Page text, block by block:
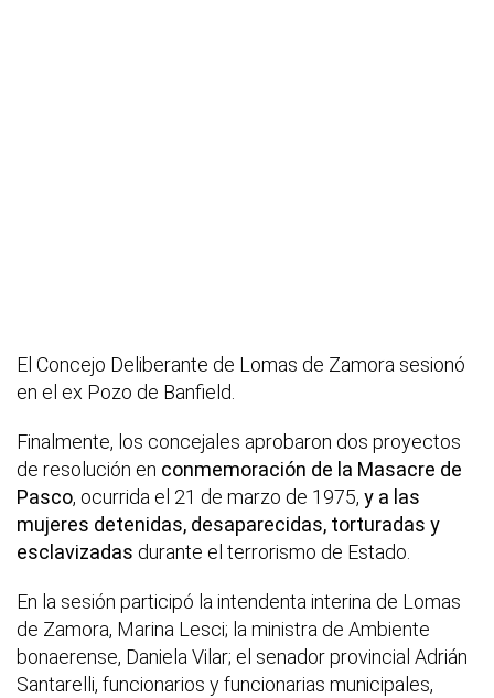
El Concejo Deliberante de Lomas de Zamora sesionó
en el ex Pozo de Banfield.
Finalmente, los concejales aprobaron dos proyectos
de resolución en conmemoración de la Masacre de
Pasco, ocurrida el 21 de marzo de 1975, y a las
mujeres detenidas, desaparecidas, torturadas y
esclavizadas durante el terrorismo de Estado.
En la sesión participó la intendenta interina de Lomas
de Zamora, Marina Lesci; la ministra de Ambiente
bonaerense, Daniela Vilar; el senador provincial Adrián
Santarelli, funcionarios y funcionarias municipales,